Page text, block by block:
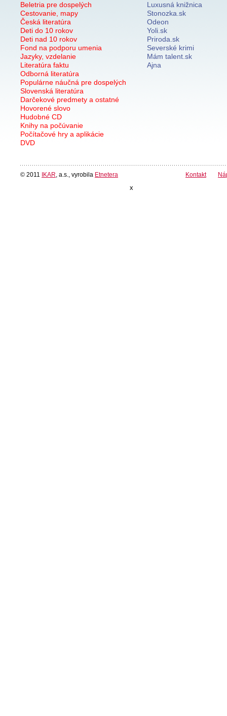
Beletria pre dospelých
Cestovanie, mapy
Česká literatúra
Deti do 10 rokov
Deti nad 10 rokov
Fond na podporu umenia
Jazyky, vzdelanie
Literatúra faktu
Odborná literatúra
Populárne náučná pre dospelých
Slovenská literatúra
Darčekové predmety a ostatné
Hovorené slovo
Hudobné CD
Knihy na počúvanie
Počítačové hry a aplikácie
DVD
Luxusná knižnica
Stonozka.sk
Odeon
Yoli.sk
Priroda.sk
Severské krimi
Mám talent.sk
Ajna
© 2011 IKAR , a.s., vyrobila Etnetera Kontakt
x